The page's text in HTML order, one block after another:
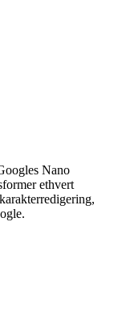
Nano
ethvert